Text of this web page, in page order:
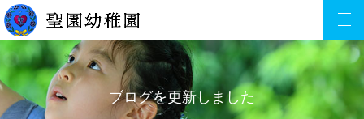
ブログを更新しました